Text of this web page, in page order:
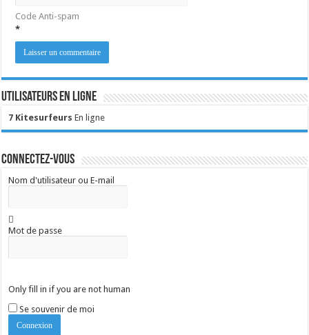
Code Anti-spam
*
Utilisateurs en ligne
7 Kitesurfeurs En ligne
Connectez-vous
Nom d'utilisateur ou E-mail
Mot de passe
Only fill in if you are not human
Se souvenir de moi